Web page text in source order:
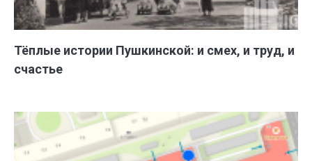
Тёплые истории Пушкинской: и смех, и труд, и
счастье